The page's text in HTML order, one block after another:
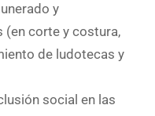
y
corte y costura,
de ludotecas y
social en las